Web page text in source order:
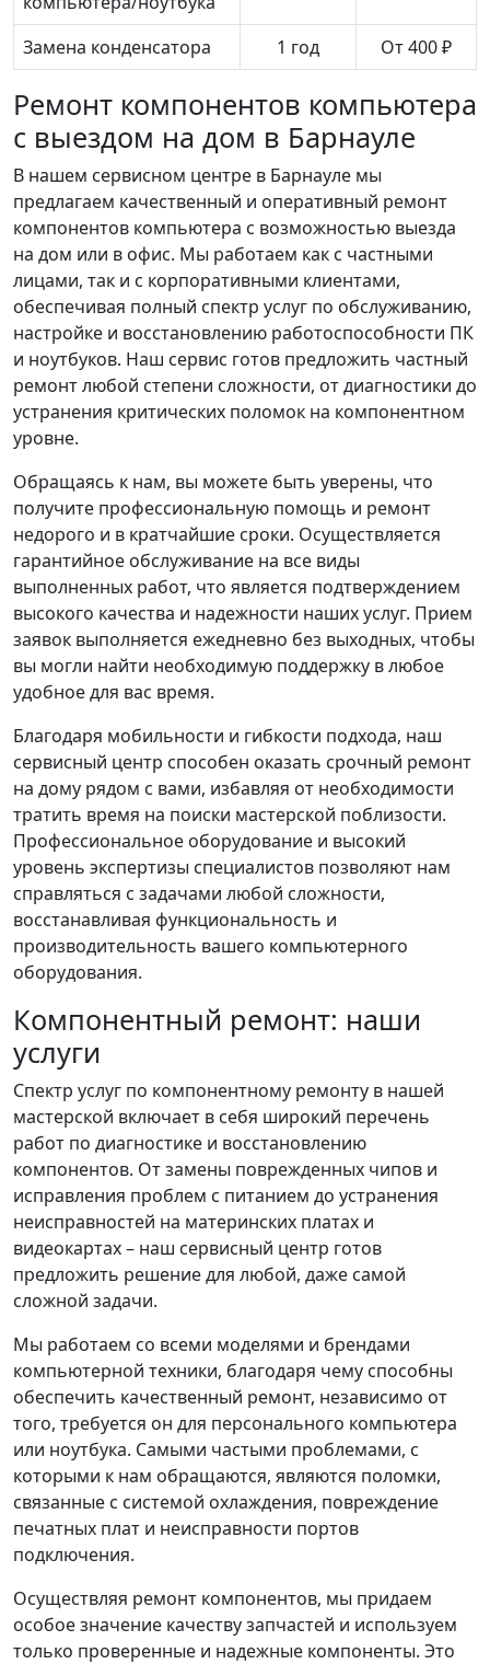
Замена конденсатора
1 год От 400 ₽
Ремонт компонентов компьютера
с выездом на дом в Барнауле
В нашем сервисном центре в Барнауле мы
предлагаем качественный и оперативный ремонт
компонентов компьютера с возможностью выезда
на дом или в офис. Мы работаем как с частными
лицами, так и с корпоративными клиентами,
обеспечивая полный спектр услуг по обслуживанию,
настройке и восстановлению работоспособности ПК
и ноутбуков. Наш сервис готов предложить частный
ремонт любой степени сложности, от диагностики до
устранения критических поломок на компонентном
уровне.
Обращаясь к нам, вы можете быть уверены, что
получите профессиональную помощь и ремонт
недорого и в кратчайшие сроки. Осуществляется
гарантийное обслуживание на все виды
выполненных работ, что является подтверждением
высокого качества и надежности наших услуг. Прием
заявок выполняется ежедневно без выходных, чтобы
вы могли найти необходимую поддержку в любое
удобное для вас время.
Благодаря мобильности и гибкости подхода, наш
сервисный центр способен оказать срочный ремонт
на дому рядом с вами, избавляя от необходимости
тратить время на поиски мастерской поблизости.
Профессиональное оборудование и высокий
уровень экспертизы специалистов позволяют нам
справляться с задачами любой сложности,
восстанавливая функциональность и
производительность вашего компьютерного
оборудования.
Компонентный ремонт: наши
услуги
Спектр услуг по компонентному ремонту в нашей
мастерской включает в себя широкий перечень
работ по диагностике и восстановлению
компонентов. От замены поврежденных чипов и
исправления проблем с питанием до устранения
неисправностей на материнских платах и
видеокартах – наш сервисный центр готов
предложить решение для любой, даже самой
сложной задачи.
Мы работаем со всеми моделями и брендами
компьютерной техники, благодаря чему способны
обеспечить качественный ремонт, независимо от
того, требуется он для персонального компьютера
или ноутбука. Самыми частыми проблемами, с
которыми к нам обращаются, являются поломки,
связанные с системой охлаждения, повреждение
печатных плат и неисправности портов
подключения.
Осуществляя ремонт компонентов, мы придаем
особое значение качеству запчастей и используем
только проверенные и надежные компоненты. Это